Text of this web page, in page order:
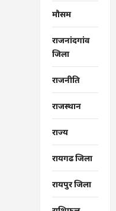
मौसम
राजनांदगांव
जिला
राजनीति
राजस्थान
राज्‍य
रायगढ जिला
रायपुर जिला